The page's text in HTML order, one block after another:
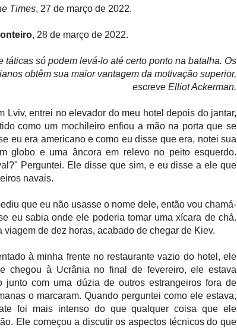
Times, 27 de março de 2022.
, 28 de março de 2022.
táticas só podem levá-lo até certo ponto na batalha. Os
obtêm sua maior vantagem da motivação superior,
escreve Elliot Ackerman.
Lviv, entrei no elevador do meu hotel depois do jantar,
como um mochileiro enfiou a mão na porta que se
eu era americano e como eu disse que era, notei sua
globo e uma âncora em relevo no peito esquerdo.
Perguntei. Ele disse que sim, e eu disse a ele que
navais.
que eu não usasse o nome dele, então vou chamá-
eu sabia onde ele poderia tomar uma xícara de chá.
viagem de dez horas, acabado de chegar de Kiev.
à minha frente no restaurante vazio do hotel, ele
chegou à Ucrânia no final de fevereiro, ele estava
junto com uma dúzia de outros estrangeiros fora de
o marcaram. Quando perguntei como ele estava,
foi mais intenso do que qualquer coisa que ele
Ele começou a discutir os aspectos técnicos do que